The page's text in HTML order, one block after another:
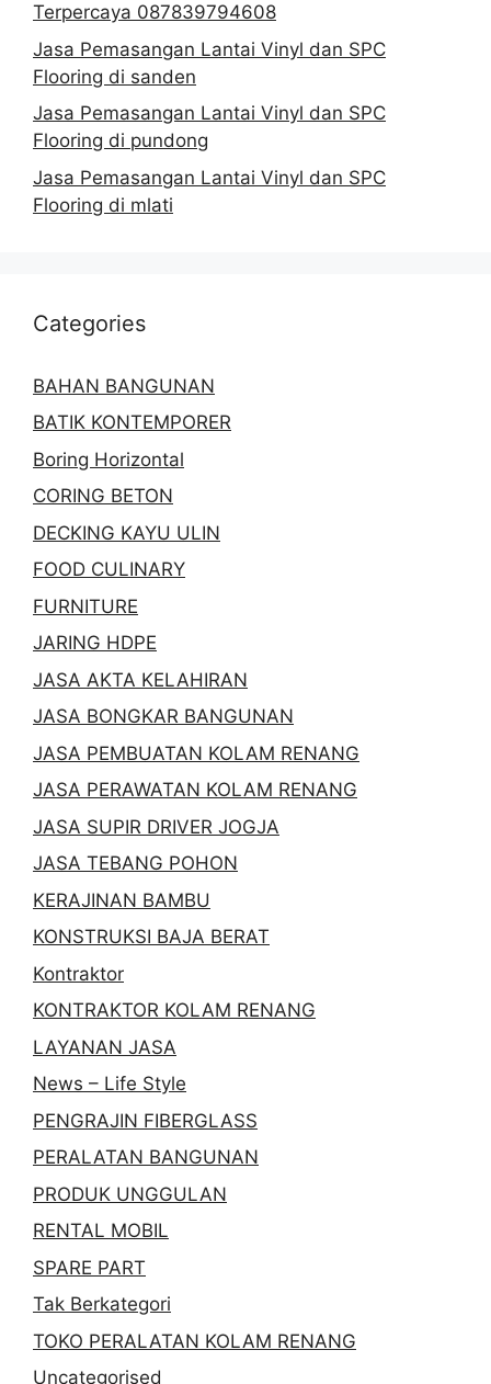
Terpercaya 087839794608
Jasa Pemasangan Lantai Vinyl dan SPC
Flooring di sanden
Jasa Pemasangan Lantai Vinyl dan SPC
Flooring di pundong
Jasa Pemasangan Lantai Vinyl dan SPC
Flooring di mlati
Categories
BAHAN BANGUNAN
BATIK KONTEMPORER
Boring Horizontal
CORING BETON
DECKING KAYU ULIN
FOOD CULINARY
FURNITURE
JARING HDPE
JASA AKTA KELAHIRAN
JASA BONGKAR BANGUNAN
JASA PEMBUATAN KOLAM RENANG
JASA PERAWATAN KOLAM RENANG
JASA SUPIR DRIVER JOGJA
JASA TEBANG POHON
KERAJINAN BAMBU
KONSTRUKSI BAJA BERAT
Kontraktor
KONTRAKTOR KOLAM RENANG
LAYANAN JASA
News – Life Style
PENGRAJIN FIBERGLASS
PERALATAN BANGUNAN
PRODUK UNGGULAN
RENTAL MOBIL
SPARE PART
Tak Berkategori
TOKO PERALATAN KOLAM RENANG
Uncategorised